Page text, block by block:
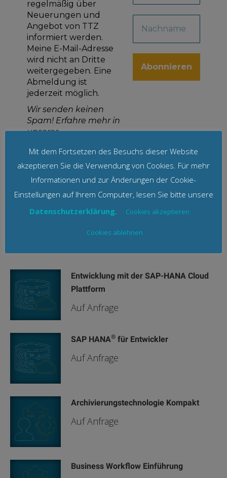
regelmäßig über
Neuerungen und
Angebot von TTZ
informiert werden.
Meine E-Mail-Adresse
wird nicht an Dritte
weitergegeben. Eine
Abmeldung ist
jederzeit möglich.
Wir senden keinen
Spam! Erfahre mehr in
unserer
Entwicklung mit der SAP-HANA Cloud
Plattform
Auf Anfrage
SAP HANA® für Entwickler
Auf Anfrage
Archivierungstechnologie Kompakt
Auf Anfrage
Business Workflow Einführung
Mit dem Fortsetzen des Besuchs dieser Website
akzeptieren Sie die Verwendung von Cookies. Für mehr
Informationen und zur Änderungen der Cookie-
Einstellungen auf Ihrem Computer, lesen Sie bitte unsere
Datenschutzerklärung
Cookies akzeptieren
Cookies ablehnen